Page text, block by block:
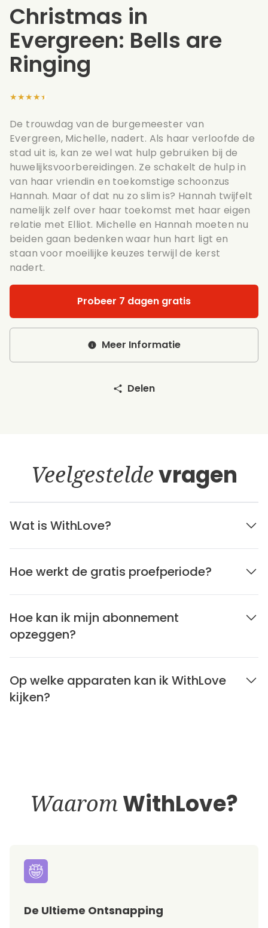
Christmas in
Evergreen: Bells are
Ringing
★★★★★
De trouwdag van de burgemeester van
Evergreen, Michelle, nadert. Als haar verloofde de
stad uit is, kan ze wel wat hulp gebruiken bij de
huwelijksvoorbereidingen. Ze schakelt de hulp in
van haar vriendin en toekomstige schoonzus
Hannah. Maar of dat nu zo slim is? Hannah twijfelt
namelijk zelf over haar toekomst met haar eigen
relatie met Elliot. Michelle en Hannah moeten nu
beiden gaan bedenken waar hun hart ligt en
staan voor moeilijke keuzes terwijl de kerst
nadert.
Probeer 7 dagen gratis
Meer Informatie
Delen
Veelgesteldevragen
Wat is WithLove?
Hoe werkt de gratis proefperiode?
Hoe kan ik mijn abonnement
opzeggen?
Op welke apparaten kan ik WithLove
kijken?
WaaromWithLove?
De Ultieme Ontsnapping